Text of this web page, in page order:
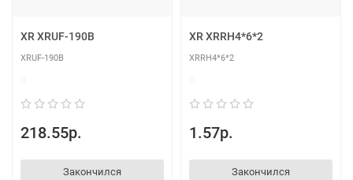
XR XRUF-190B
XRUF-190B
218.55р.
Закончился
XR XRRH4*6*2
XRRH4*6*2
1.57р.
Закончился